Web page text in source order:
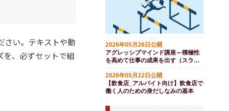
さい。テキストや動
を、必ずセットで組
2026年05月28日公開
アグレッシブマインド講座～積極性
を高めて仕事の成果を出す（スライ
2026年05月22日公開
【飲食店_アルバイト向け】飲食店で
働く人のための身だしなみの基本